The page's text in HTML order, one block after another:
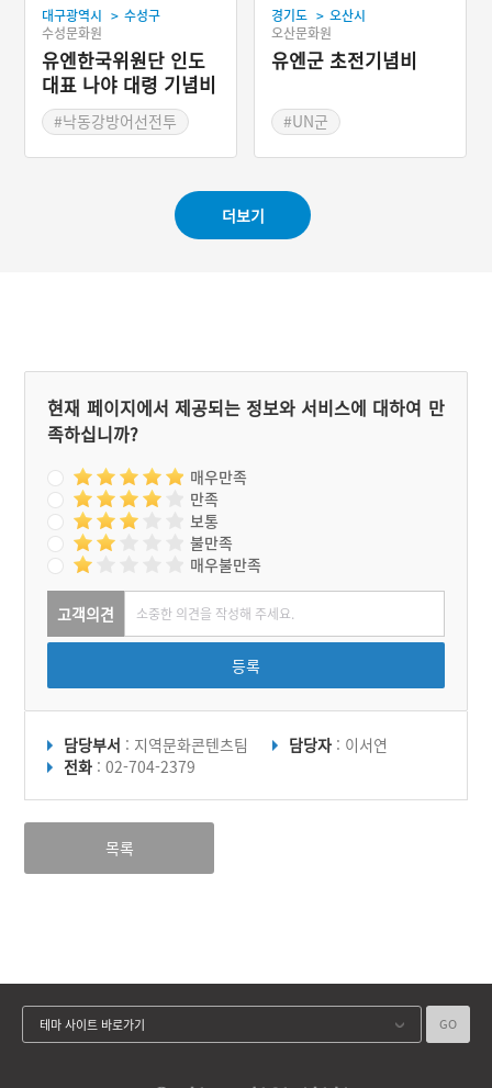
대구광역시 > 수성구
수성문화원
유엔한국위원단 인도
대표 나야 대령 기념비
#낙동강방어선전투
경기도 > 오산시
오산문화원
유엔군 초전기념비
#UN군
더보기
현재 페이지에서 제공되는 정보와 서비스에 대하여 만
족하십니까?
매우만족
만족
보통
불만족
매우불만족
고객의견
등록
담당부서 : 지역문화콘텐츠팀 담당자 : 이서연
전화 : 02-704-2379
목록
테마 사이트 바로가기 GO